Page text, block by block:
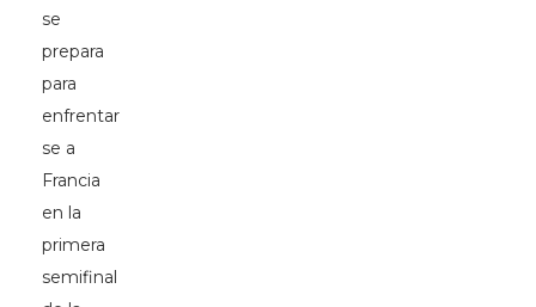
se
prepara
para
enfrentar
se a
Francia
en la
primera
semifinal